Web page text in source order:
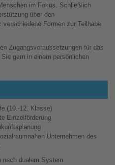
im Fokus. Schließlich
über den
verschiedene Formen zur Teilhabe
Zugangsvoraussetzungen für das
gern in einem persönlichen
(10.-12. Klasse)
Einzelförderung
Unternehmen des
nach dualem System